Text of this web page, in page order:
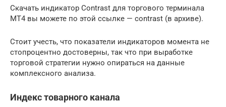
Скачать индикатор Contrast для торгового терминала
MT4 вы можете по этой ссылке — contrast (в архиве).
Стоит учесть, что показатели индикаторов момента не
стопроцентно достоверны, так что при выработке
торговой стратегии нужно опираться на данные
комплексного анализа.
Индекс товарного канала